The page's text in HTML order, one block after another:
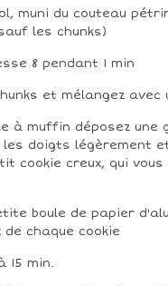
muni du couteau
les chunks)
8 pendant 1 min
et mélangez avec
à muffin déposez une
les doigts légèrement
cookie creux, qui
boule de papier
chaque cookie
15 min.